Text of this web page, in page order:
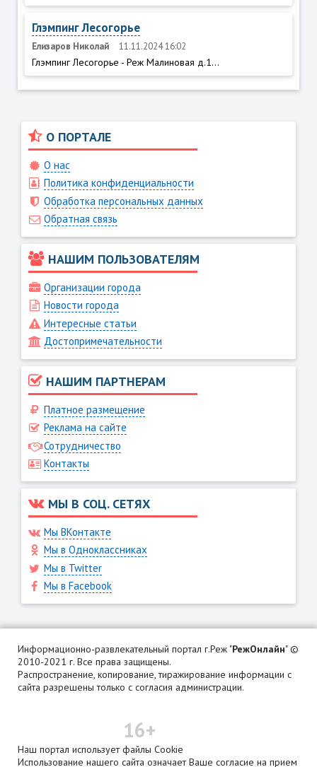
Глэмпинг Лесогорье
Елизаров Николай 11.11.2024 16:02
Глэмпинг Лесогорье - Реж Малиновая д.1...
О ПОРТАЛЕ
О нас
Политика конфиденциальности
Обработка персональных данных
Обратная связь
НАШИМ ПОЛЬЗОВАТЕЛЯМ
Организации города
Новости города
Интересные статьи
Достопримечательности
НАШИМ ПАРТНЕРАМ
Платное размещение
Реклама на сайте
Сотрудничество
Контакты
МЫ В СОЦ. СЕТЯХ
Мы ВКонтакте
Мы в Одноклассниках
Мы в Twitter
Мы в Facebook
Информационно-развлекательный портал г.Реж "РежОнлайн" ©
2010-2021 г. Все права защищены.
Распространение, копирование, тиражирование информации с
сайта разрешены только с согласия администрации.
16+
Наш портал использует файлы Cookie
Использование нашего сайта означает Ваше согласие на прием